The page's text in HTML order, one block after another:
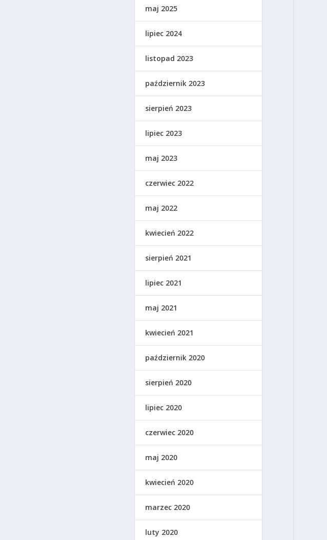
maj 2025
lipiec 2024
listopad 2023
październik 2023
sierpień 2023
lipiec 2023
maj 2023
czerwiec 2022
maj 2022
kwiecień 2022
sierpień 2021
lipiec 2021
maj 2021
kwiecień 2021
październik 2020
sierpień 2020
lipiec 2020
czerwiec 2020
maj 2020
kwiecień 2020
marzec 2020
luty 2020